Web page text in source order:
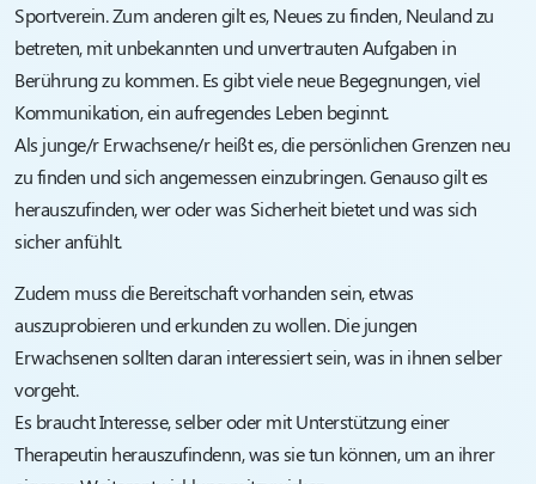
Sportverein. Zum anderen gilt es, Neues zu finden, Neuland zu
betreten, mit unbekannten und unvertrauten Aufgaben in
Berührung zu kommen. Es gibt viele neue Begegnungen, viel
Kommunikation, ein aufregendes Leben beginnt.
Als junge/r Erwachsene/r heißt es, die persönlichen Grenzen neu
zu finden und sich angemessen einzubringen. Genauso gilt es
herauszufinden, wer oder was Sicherheit bietet und was sich
sicher anfühlt.
Zudem muss die Bereitschaft vorhanden sein, etwas
auszuprobieren und erkunden zu wollen. Die jungen
Erwachsenen sollten daran interessiert sein, was in ihnen selber
vorgeht.
Es braucht Interesse, selber oder mit Unterstützung einer
Therapeutin herauszufindenn, was sie tun können, um an ihrer